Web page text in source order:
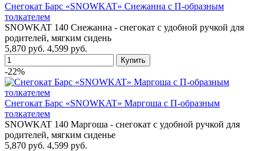
Снегокат Барс «SNOWKAT» Снежанна с П-образным
толкателем
SNOWKAT 140 Снежанна - снегокат с удобной ручкой для
родителей, мягким сидень
5,870 руб. 4,599 руб.
-22%
Снегокат Барс «SNOWKAT» Маргоша с П-образным
толкателем
SNOWKAT 140 Маргоша - снегокат с удобной ручкой для
родителей, мягким сиденье
5,870 руб. 4,599 руб.